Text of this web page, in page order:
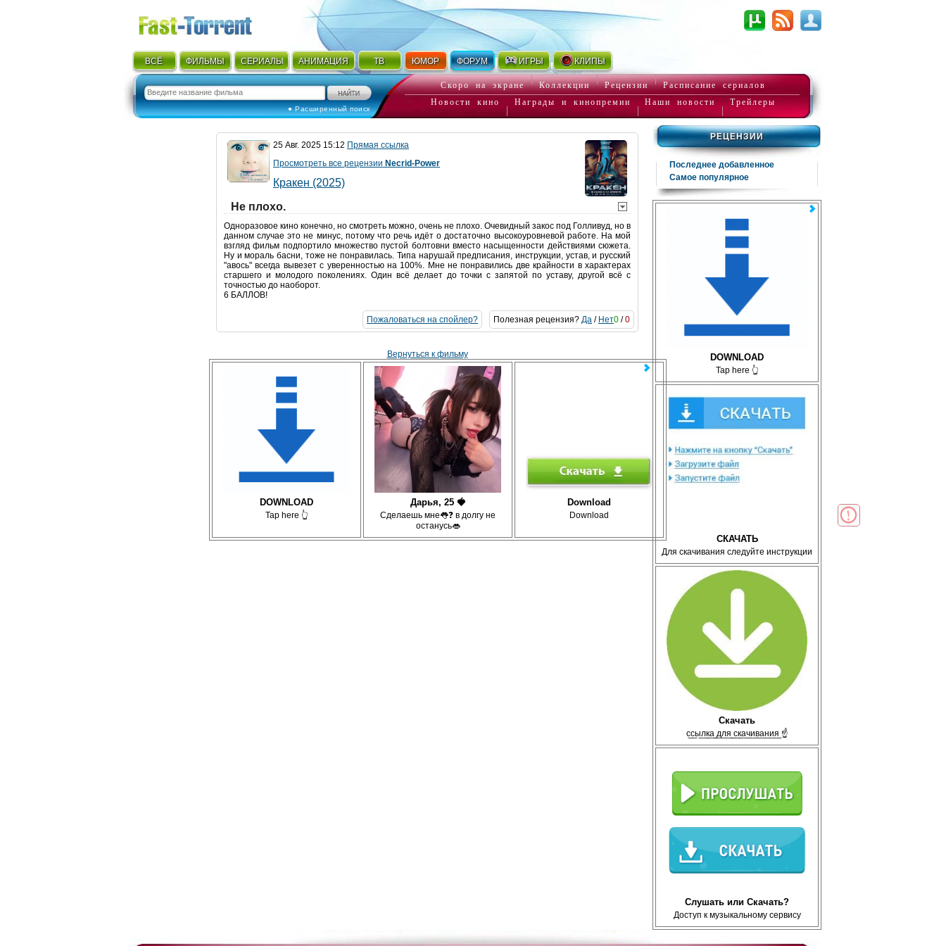
ВСЁ ФИЛЬМЫ СЕРИАЛЫ АНИМАЦИЯ ТВ ЮМОР ФОРУМ ИГРЫ КЛИПЫ
● Расширенный поиск
Скоро на экране Коллекции Рецензии
Расписание сериалов
Новости кино
Награды и кинопремии Наши новости Трейлеры
РЕЦЕНЗИИ
Последнее добавленное
Самое популярное
DOWNLOAD
Tap here 👆
СКАЧАТЬ
Для скачивания следуйте инструкции
Скачать
с̲с̲ы̲л̲к̲а̲ ̲д̲л̲я̲ ̲с̲к̲а̲ч̲и̲в̲а̲н̲и̲я̲ ☝
Слушать или Скачать?
Доступ к музыкальному сервису
25 Авг. 2025 15:12 Прямая ссылка
Просмотреть все рецензии Necrid-Power
Кракен (2025)
Не плохо.
Одноразовое кино конечно, но смотреть можно, очень не плохо. Очевидный закос под Голливуд, но в
данном случае это не минус, потому что речь идёт о достаточно высокоуровневой работе. На мой
взгляд фильм подпортило множество пустой болтовни вместо насыщенности действиями сюжета.
Ну и мораль басни, тоже не понравилась. Типа нарушай предписания, инструкции, устав, и русский
"авось" всегда вывезет с уверенностью на 100%. Мне не понравились две крайности в характерах
старшего и молодого поколениях. Один всё делает до точки с запятой по уставу, другой всё с
точностью до наоборот.
6 БАЛЛОВ!
Полезная рецензия? Да / Нет0 /0
Пожаловаться на спойлер?
Вернуться к фильму
DOWNLOAD
Tap here 👆
Дарья, 25 🍓
Сделаешь мне👅❓ в долгу не
останусь👄
Download
Download